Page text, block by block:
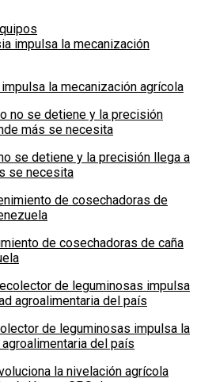
la mecanización agrícola
se detiene y la precisión llega a
se necesita
de cosechadoras de caña
de leguminosas impulsa la
del país